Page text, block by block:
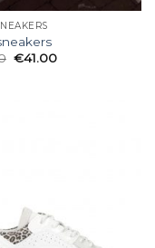
€41.00